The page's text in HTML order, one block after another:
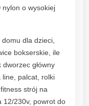
nylon o wysokiej
dla dzieci,
bokserskie, ile
główny
line, palcat, rolki
strój na
12/230v, powrot do